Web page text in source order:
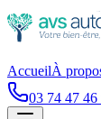
AccueilÀ
03 74 47 46